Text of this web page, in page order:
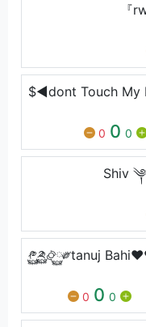
『
$◄dont Touch My
0 0 0
Shiv
0 0 0